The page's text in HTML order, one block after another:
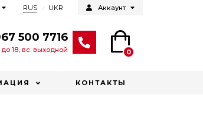
Аккаунт
RUS UKR
500 7716
до 18, вс. выходной 0
КОНТАКТЫ